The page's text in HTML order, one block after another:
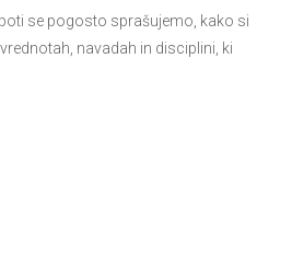
se pogosto sprašujemo, kako si
navadah in disciplini, ki